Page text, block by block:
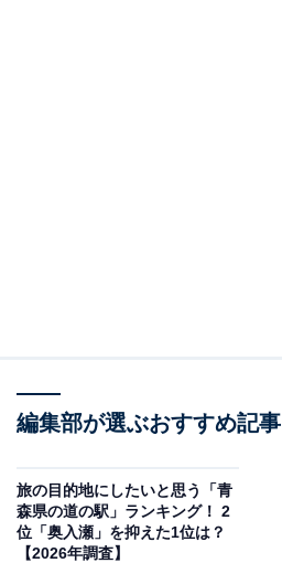
編集部が選ぶおすすめ記事
旅の目的地にしたいと思う「青
森県の道の駅」ランキング！ 2
位「奥入瀬」を抑えた1位は？
【2026年調査】